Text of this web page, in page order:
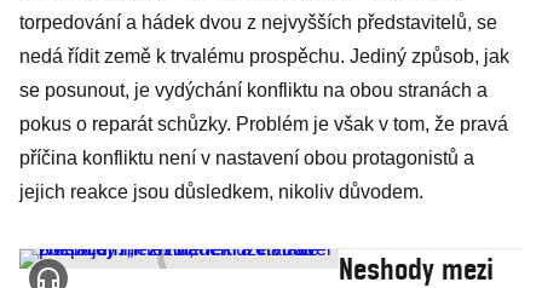
torpedování a hádek dvou z nejvyšších představitelů, se
nedá řídit země k trvalému prospěchu. Jediný způsob, jak
se posunout, je vydýchání konfliktu na obou stranách a
pokus o reparát schůzky. Problém je však v tom, že pravá
příčina konfliktu není v nastavení obou protagonistů a
jejich reakce jsou důsledkem, nikoliv důvodem.
Neshody mezi